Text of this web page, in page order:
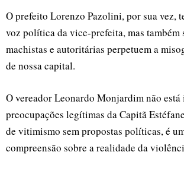
O prefeito Lorenzo Pazolini, por sua vez,
voz política da vice-prefeita, mas
machistas e autoritárias perpetuem a
de nossa capital.
O vereador Leonardo Monjardim não
preocupações legítimas da Capitã
de vitimismo sem propostas políticas, é
compreensão sobre a realidade da